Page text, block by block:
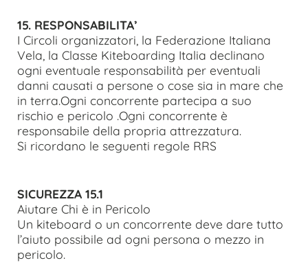
15. RESPONSABILITA’
I Circoli organizzatori, la Federazione Italiana
Vela, la Classe Kiteboarding Italia declinano
ogni eventuale responsabilità per eventuali
danni causati a persone o cose sia in mare che
in terra.Ogni concorrente partecipa a suo
rischio e pericolo .Ogni concorrente è
responsabile della propria attrezzatura.
Si ricordano le seguenti regole RRS
SICUREZZA 15.1
Aiutare Chi è in Pericolo
Un kiteboard o un concorrente deve dare tutto
l’aiuto possibile ad ogni persona o mezzo in
pericolo.